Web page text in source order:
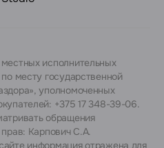
исполнительных
месту государственной
уполномоченных
+375 17 348-39-06.
обращения
Карпович С.А.
информация отражена для